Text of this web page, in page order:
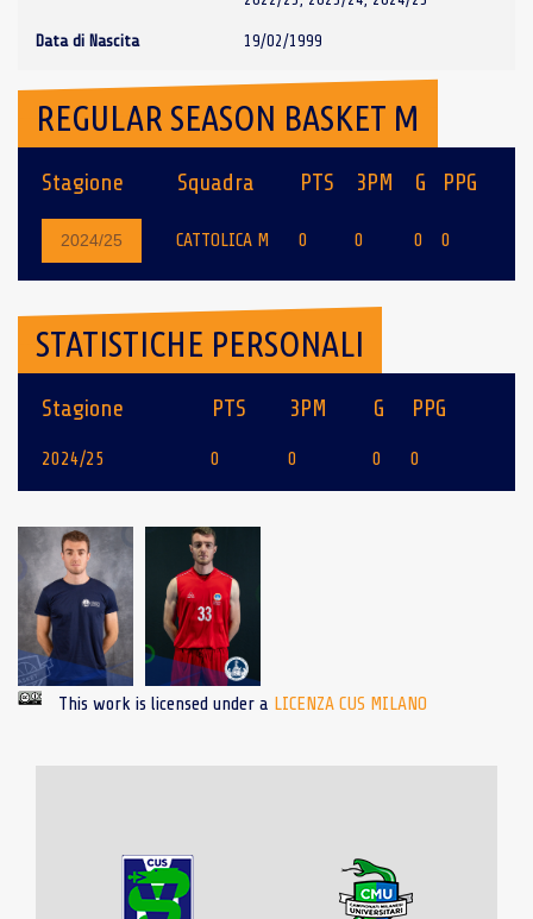
Data di Nascita 19/02/1999
REGULAR SEASON BASKET M
Stagione Squadra PTS 3PM G PPG
2024/25 CATTOLICA M 0 0 0 0
STATISTICHE PERSONALI
Stagione PTS 3PM G PPG
2024/25 0 0 0 0
This work is licensed under a LICENZA CUS MILANO